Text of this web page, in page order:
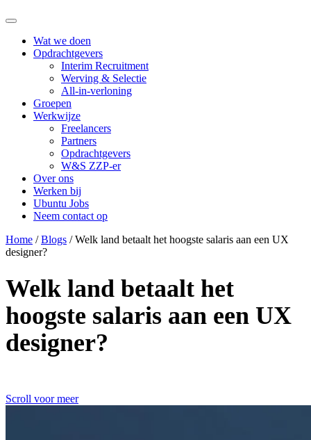
Wat we doen
Opdrachtgevers
Interim Recruitment
Werving & Selectie
All-in-verloning
Groepen
Werkwijze
Freelancers
Partners
Opdrachtgevers
W&S ZZP-er
Over ons
Werken bij
Ubuntu Jobs
Neem contact op
Home /Blogs /Welk land betaalt het hoogste salaris aan een UX
designer?
Welk land betaalt het
hoogste salaris aan een UX
designer?
Scroll voor meer